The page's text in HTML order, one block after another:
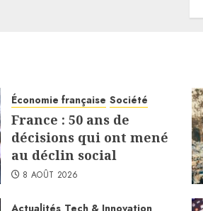
Économie française Société
France : 50 ans de
décisions qui ont mené
au déclin social
8 AOÛT 2026
Actualités Tech & Innovation